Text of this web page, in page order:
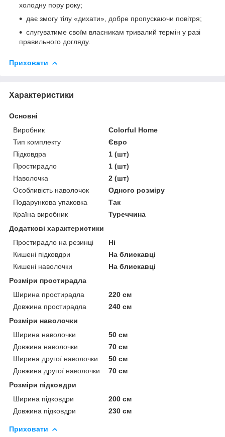
холодну пору року;
дає змогу тілу «дихати», добре пропускаючи повітря;
слугуватиме своїм власникам тривалий термін у разі
правильного догляду.
Приховати
Характеристики
Основні
Виробник
Colorful Home
Тип комплекту
Євро
Підковдра
1 (шт)
Простирадло
1 (шт)
Наволочка
2 (шт)
Особливість наволочок
Одного розміру
Подарункова упаковка
Так
Країна виробник
Туреччина
Додаткові характеристики
Простирадло на резинці
Ні
Кишені підковдри
На блискавці
Кишені наволочки
На блискавці
Розміри простирадла
Ширина простирадла
220 см
Довжина простирадла
240 см
Розміри наволочки
Ширина наволочки
50 см
Довжина наволочки
70 см
Ширина другої наволочки
50 см
Довжина другої наволочки
70 см
Розміри підковдри
Ширина підковдри
200 см
Довжина підковдри
230 см
Приховати